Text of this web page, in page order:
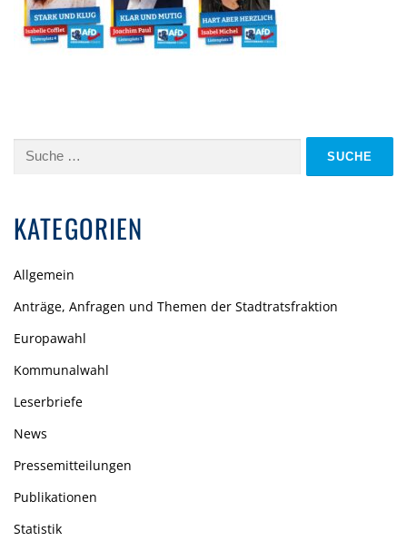
Suche
KATEGORIEN
Allgemein
Anträge, Anfragen und Themen der Stadtratsfraktion
Europawahl
Kommunalwahl
Leserbriefe
News
Pressemitteilungen
Publikationen
Statistik